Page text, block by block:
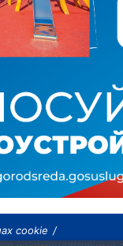
cookie